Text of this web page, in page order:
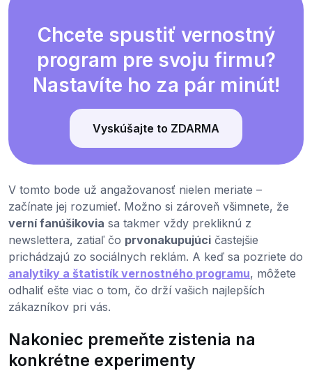
Chcete spustiť vernostný
program pre svoju firmu?
Nastavíte ho za pár minút!
Vyskúšajte to ZDARMA
V tomto bode už angažovanosť nielen meriate –
začínate jej rozumieť. Možno si zároveň všimnete, že
verní fanúšikovia sa takmer vždy prekliknú z
newslettera, zatiaľ čo prvonakupujúci častejšie
prichádzajú zo sociálnych reklám. A keď sa pozriete do
analytiky a štatistík vernostného programu, môžete
odhaliť ešte viac o tom, čo drží vašich najlepších
zákazníkov pri vás.
Nakoniec premeňte zistenia na
konkrétne experimenty